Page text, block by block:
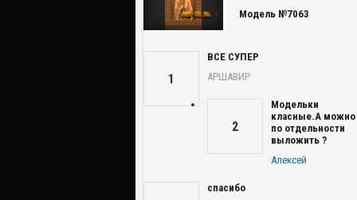
Модель №7063
1
ВСЕ СУПЕР
АРШАВИР
2
Модельки
класные.А можно
по отдельности
выложить ?
Алексей
спасибо